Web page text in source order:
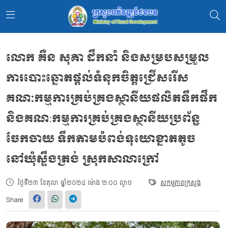
លោក គឺន សុគា ដឹកនាំ និងសម្របសម្រួល
ការបោះឆ្នោតផ្តល់ទំនុកចិត្តជ្រើសរើស
គណៈកម្មការគ្រប់គ្រងស្ថានីយផលិតទឹកផឹក
និងគណ:កម្មការគ្រប់គ្រងស្ថានីយប្រព័ន្ឋ
ចែកចាយ ទឹកតាមបំពង់ទុយោខ្នាតតូច
នៅឃុំស្ទឹងត្រង់ ស្រុកសាលាក្រៅ
ថ្ងៃទី២៣ ខែតុលា ឆ្នាំ២០២៤ ម៉ោង ២:០០ ល្ងាច សកម្មភាពក្រសួង
Share